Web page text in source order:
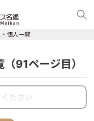
個人一覧
91ページ目）